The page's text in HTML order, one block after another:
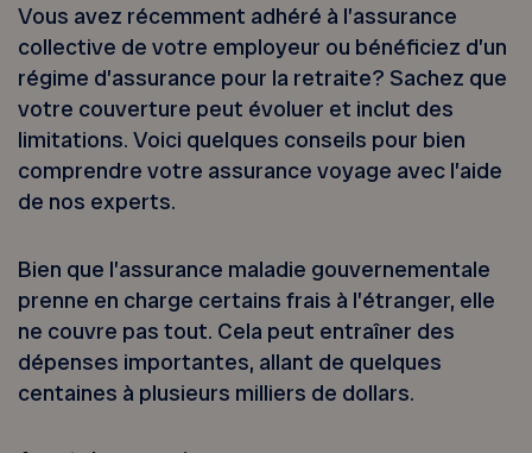
Vous avez récemment adhéré à l’assurance
collective de votre employeur ou bénéficiez d’un
régime d’assurance pour la retraite? Sachez que
votre couverture peut évoluer et inclut des
limitations. Voici quelques conseils pour bien
comprendre votre assurance voyage avec l’aide
de nos experts.
Bien que l’assurance maladie gouvernementale
prenne en charge certains frais à l’étranger, elle
ne couvre pas tout. Cela peut entraîner des
dépenses importantes, allant de quelques
centaines à plusieurs milliers de dollars.